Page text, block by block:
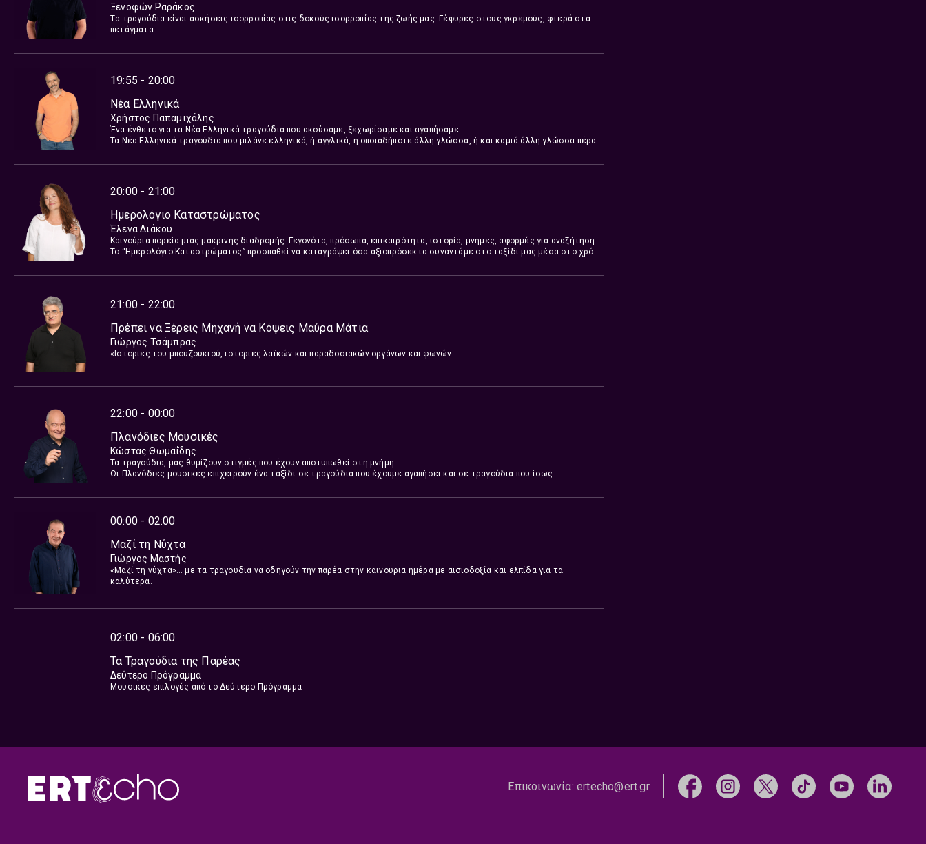
Ξενοφών Ραράκος
Tα τραγούδια είναι ασκήσεις ισορροπίας στις δοκούς ισορροπίας της ζωής μας. Γέφυρες στους γκρεμούς, φτερά στα
πετάγματα.
Ο Ξενοφών Ραράκος, καθημερινά 6 με 8 το απόγευμα, στο Δεύτερο Πρόγραμμα προτείνει τραγούδια από το έντεχνο
19:55 - 20:00
Νέα Ελληνικά
Χρήστος Παπαμιχάλης
Ένα ένθετο για τα Νέα Ελληνικά τραγούδια που ακούσαμε, ξεχωρίσαμε και αγαπήσαμε.
Τα Νέα Ελληνικά τραγούδια που μιλάνε ελληνικά, ή αγγλικά, ή οποιαδήποτε άλλη γλώσσα, ή και καμιά άλλη γλώσσα πέρα
ανεξάρτητων, αλλά και των καθόλου δισκογραφικών, αυτά που κυκλοφορούν με προσωπικές παραγωγές.
20:00 - 21:00
Ημερολόγιο Καταστρώματος
Έλενα Διάκου
Καινούρια πορεία μιας μακρινής διαδρομής. Γεγονότα, πρόσωπα, επικαιρότητα, ιστορία, μνήμες, αφορμές για αναζήτηση.
Το “Ημερολόγιο Καταστρώματος” προσπαθεί να καταγράψει όσα αξιοπρόσεκτα συναντάμε στο ταξίδι μας μέσα στο χρόνο
21:00 - 22:00
Πρέπει να Ξέρεις Μηχανή να Κόψεις Μαύρα Μάτια
Γιώργος Τσάμπρας
«Ιστορίες του μπουζουκιού, ιστορίες λαϊκών και παραδοσιακών οργάνων και φωνών.
22:00 - 00:00
Πλανόδιες Μουσικές
Κώστας Θωμαΐδης
Τα τραγούδια, μας θυμίζουν στιγμές που έχουν αποτυπωθεί στη μνήμη.
Οι Πλανόδιες μουσικές επιχειρούν ένα ταξίδι σε τραγούδια που έχουμε αγαπήσει και σε τραγούδια που ίσως
00:00 - 02:00
Μαζί τη Νύχτα
Γιώργος Μαστής
«Μαζί τη νύχτα»… με τα τραγούδια να οδηγούν την παρέα στην καινούρια ημέρα με αισιοδοξία και ελπίδα για τα
καλύτερα.
02:00 - 06:00
Τα Τραγούδια της Παρέας
Δεύτερο Πρόγραμμα
Μουσικές επιλογές από το Δεύτερο Πρόγραμμα
Επικοινωνία:ertecho@ert.gr